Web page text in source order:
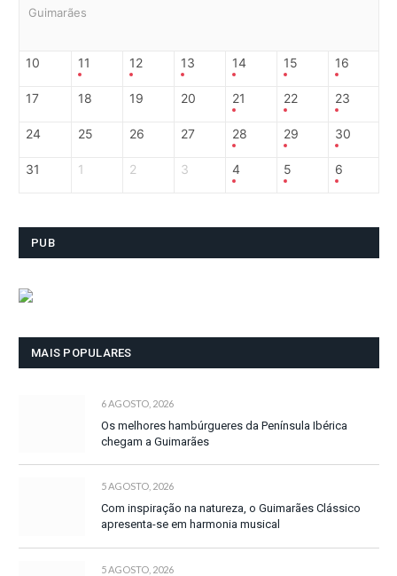
Guimarães
10 11 12 13 14 15 16
17 18 19 20 21 22 23
24 25 26 27 28 29 30
31 1 2 3 4 5 6
PUB
MAIS POPULARES
6 AGOSTO, 2026
Os melhores hambúrgueres da Península Ibérica
chegam a Guimarães
5 AGOSTO, 2026
Com inspiração na natureza, o Guimarães Clássico
apresenta-se em harmonia musical
5 AGOSTO, 2026